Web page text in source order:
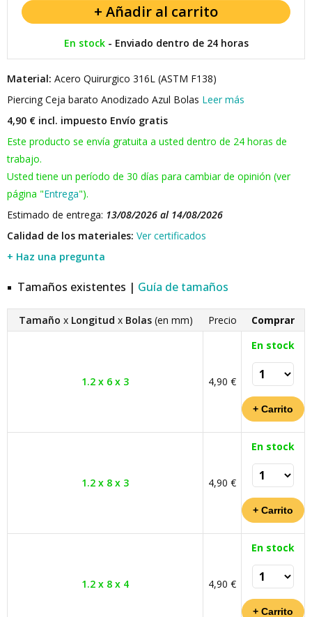
En stock- Enviado dentro de 24 horas
Material: Acero Quirurgico 316L (ASTM F138)
Piercing Ceja barato Anodizado Azul Bolas Leer más
4,90 € incl. impuesto Envío gratis
Este producto se envía gratuita a usted dentro de 24 horas de
trabajo.
Usted tiene un período de 30 días para cambiar de opinión (ver
página "Entrega").
Estimado de entrega: 13/08/2026 al 14/08/2026
Calidad de los materiales: Ver certificados
+ Haz una pregunta
Tamaños existentes | Guía de tamaños
Tamaño x Longitud x Bolas (en mm) Precio Comprar
1.2 x 6 x 3 4,90 €
En stock
1.2 x 8 x 3 4,90 €
En stock
1.2 x 8 x 4 4,90 €
En stock